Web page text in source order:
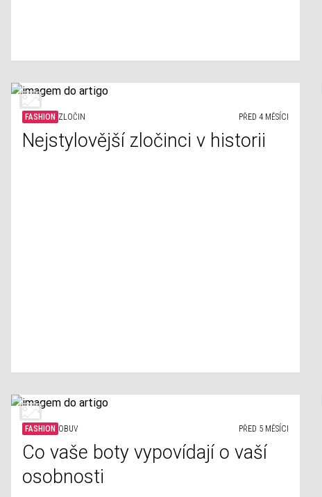
FASHION ZLOČIN PŘED 4 MĚSÍCI
Nejstylovější zločinci v historii
FASHION OBUV PŘED 5 MĚSÍCI
Co vaše boty vypovídají o vaší
osobnosti